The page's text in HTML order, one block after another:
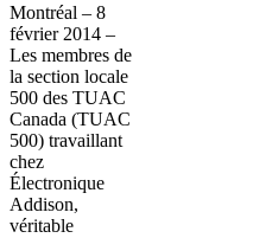
Montréal – 8
février2014 –
Les membres de
la section locale
500 des TUAC
Canada (TUAC
500) travaillant
chez
Électronique
Addison,
véritable